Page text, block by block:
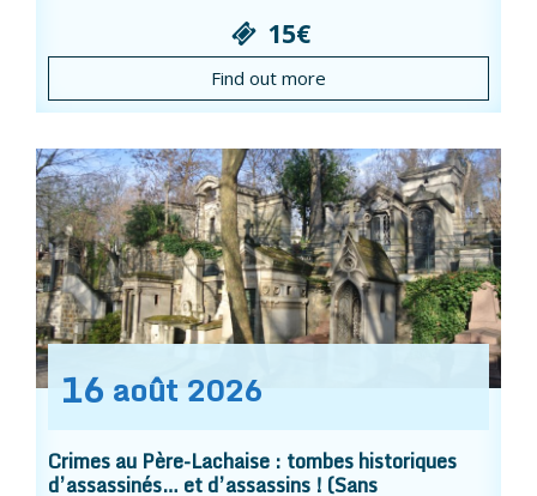
15€
Find out more
16 août 2026
Crimes au Père-Lachaise : tombes historiques
d’assassinés… et d’assassins ! (Sans